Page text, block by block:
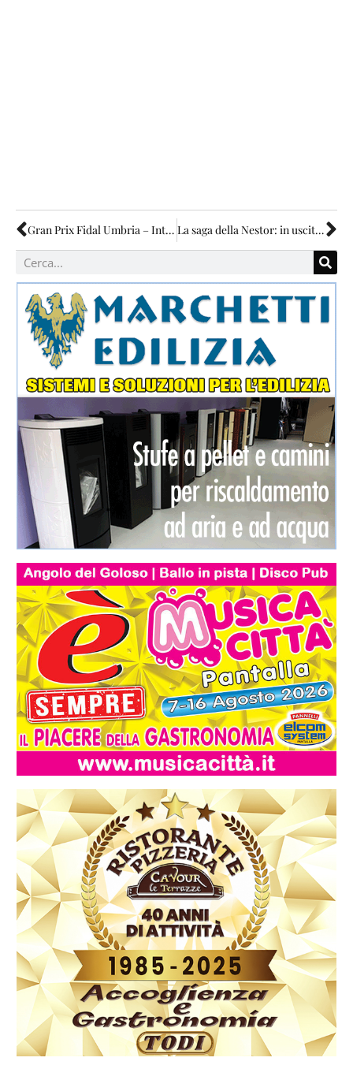
Gran Prix Fidal Umbria – Intersport di podismo La saga della Nestor: in uscita il terzo libro